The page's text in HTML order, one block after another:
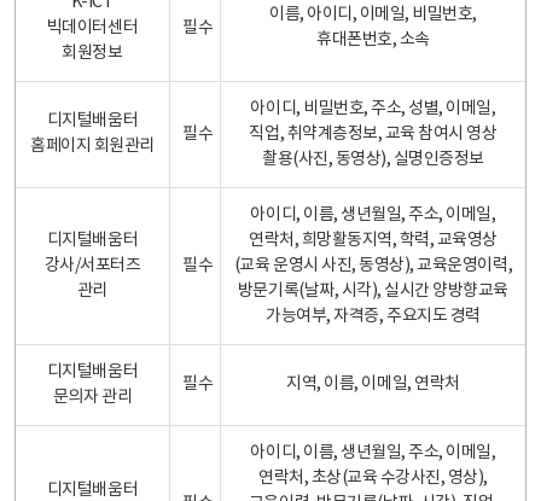
빅데이터센터
회원정보
필수
이름, 아이디, 이메일, 비밀번호,
휴대폰번호, 소속
디지털배움터
홈페이지 회원관리
필수
아이디, 비밀번호, 주소, 성별, 이메일,
직업, 취약계층정보, 교육 참여시 영상
촬용(사진, 동영상), 실명인증정보
디지털배움터
강사/서포터즈
관리
필수
아이디, 이름, 생년월일, 주소, 이메일,
연락처, 희망활동지역, 학력, 교육영상
(교육 운영시 사진, 동영상), 교육운영이력,
방문기록(날짜, 시각), 실시간 양방향교육
가능여부, 자격증, 주요지도 경력
디지털배움터
문의자 관리
필수 지역, 이름, 이메일, 연락처
디지털배움터
아이디, 이름, 생년월일, 주소, 이메일,
연락처, 초상(교육 수강사진, 영상),